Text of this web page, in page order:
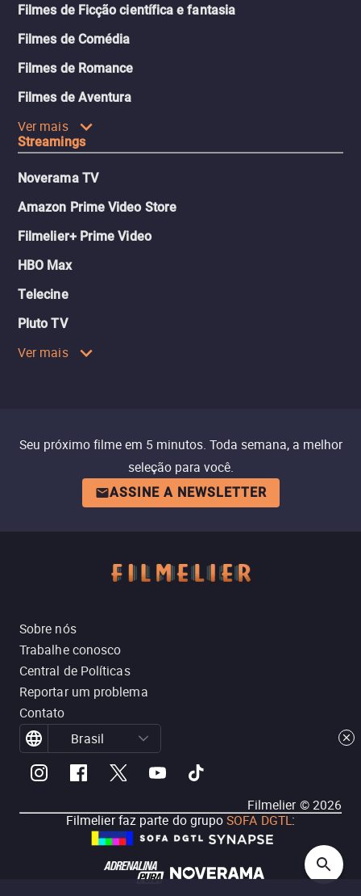
Filmes de Ficção científica e fantasia
Filmes de Comédia
Filmes de Romance
Filmes de Aventura
Ver mais
Streamings
Noverama TV
Amazon Prime Video Store
Filmelier+ Prime Video
HBO Max
Telecine
Pluto TV
Ver mais
Seu próximo filme em 5 minutos. Toda semana, a melhor
seleção para você.
ASSINE A NEWSLETTER
Sobre nós
Trabalhe conosco
Central de Políticas
Reportar um problema
Contato
Brasil
Filmelier ©2026
Filmelier faz parte do grupoSOFA DGTL: